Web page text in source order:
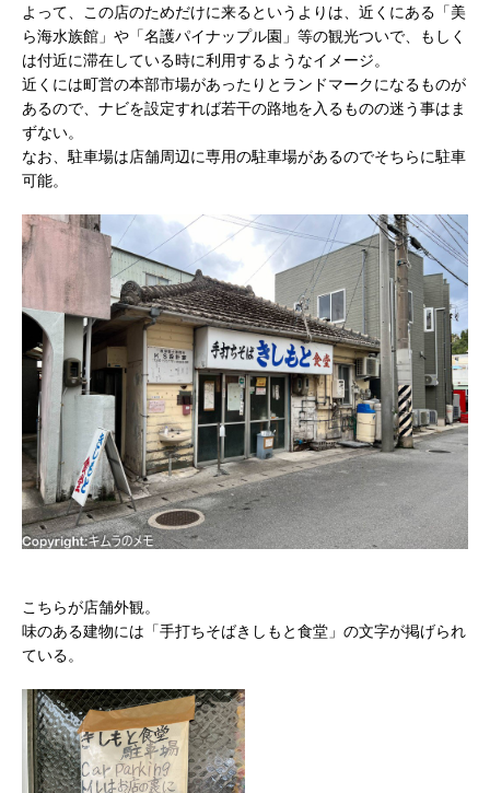
よって、この店のためだけに来るというよりは、近くにある「美
ら海水族館」や「名護パイナップル園」等の観光ついで、もしく
は付近に滞在している時に利用するようなイメージ。
近くには町営の本部市場があったりとランドマークになるものが
あるので、ナビを設定すれば若干の路地を入るものの迷う事はま
ずない。
なお、駐車場は店舗周辺に専用の駐車場があるのでそちらに駐車
可能。
こちらが店舗外観。
味のある建物には「手打ちそばきしもと食堂」の文字が掲げられ
ている。